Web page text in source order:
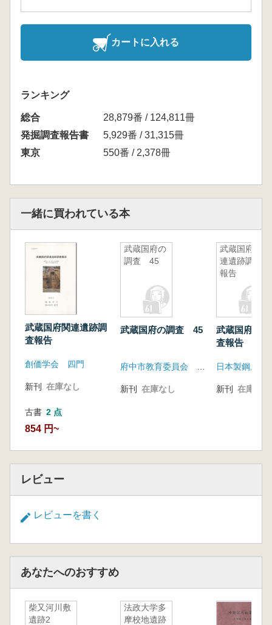
カートに入れる
ランキング
総合
28,879番 / 124,811冊
発掘調査報告書
5,929番 / 31,315冊
東京
550番 / 2,378冊
一緒に買われている本
武蔵国府関連遺跡調
査報告
創価学会 四門
新刊 在庫なし
古書 2 点
854 円~
武蔵国府の
調査 45
武蔵国府の調査 45
新刊 在庫なし
武蔵国府関
連遺跡調査
報告
武蔵国府関
査報告
日本製鋼所遺
新刊 在庫なし
レビュー
レビューを書く
あなたへのおすすめ
柴又河川敷
遺跡2
法政大学多
摩校地遺跡